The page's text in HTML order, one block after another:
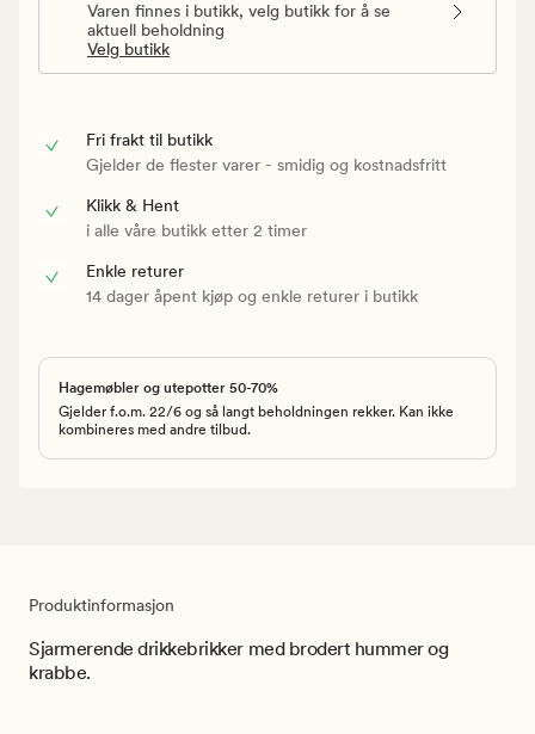
Varen finnes i butikk, velg butikk for å se
aktuell beholdning
Velg butikk
Fri frakt til butikk
Gjelder de flester varer - smidig og kostnadsfritt
Klikk & Hent
i alle våre butikk etter 2 timer
Enkle returer
14 dager åpent kjøp og enkle returer i butikk
Hagemøbler og utepotter 50-70%
Gjelder f.o.m. 22/6 og så langt beholdningen rekker. Kan ikke
kombineres med andre tilbud.
Produktinformasjon
Sjarmerende drikkebrikker med brodert hummer og
krabbe.